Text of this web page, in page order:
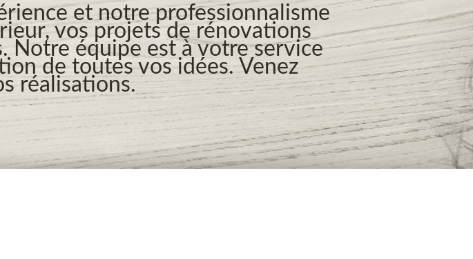
et notre professionnalisme
vos projets de rénovations
Notre équipe est à votre service
de toutes vos idées. Venez
réalisations.